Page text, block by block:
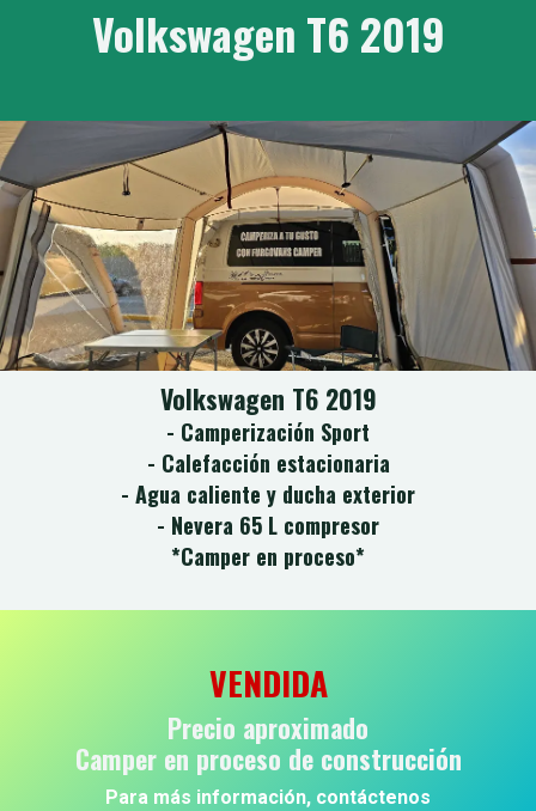
Volkswagen T6 2019
Volkswagen T6 2019
- Camperización Sport
- Calefacción estacionaria
- Agua caliente y ducha exterior
- Nevera 65 L compresor
*Camper en proceso*
VENDIDA
Precio aproximado
Camper en proceso de construcción
Para más información, contáctenos